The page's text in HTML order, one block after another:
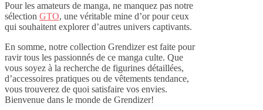
Pour les amateurs de manga, ne manquez pas notre
sélection GTO, une véritable mine d’or pour ceux
qui souhaitent explorer d’autres univers captivants.
En somme, notre collection Grendizer est faite pour
ravir tous les passionnés de ce manga culte. Que
vous soyez à la recherche de figurines détaillées,
d’accessoires pratiques ou de vêtements tendance,
vous trouverez de quoi satisfaire vos envies.
Bienvenue dans le monde de Grendizer!